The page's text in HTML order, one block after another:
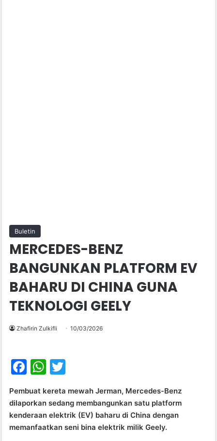
Buletin
MERCEDES-BENZ
BANGUNKAN PLATFORM EV
BAHARU DI CHINA GUNA
TEKNOLOGI GEELY
Zhafirin Zulkifli 10/03/2026
F
c
e
b
W
at
s
A
itt
er
Pembuat kereta mewah Jerman, Mercedes-Benz
dilaporkan sedang membangunkan satu platform
kenderaan elektrik (EV) baharu di China dengan
memanfaatkan seni bina elektrik milik Geely.